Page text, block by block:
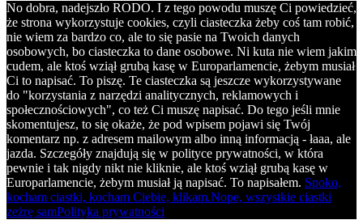
No dobra, nadejszło RODO. I z tego powodu muszę Ci powiedzieć,
że strona wykorzystuje cookies, czyli ciasteczka żeby coś tam robić,
nie wiem za bardzo co, ale to się pasie na Twoich danych
osobowych, bo ciasteczka to dane osobowe. Ni kuta nie wiem jakim
cudem, ale ktoś wziął grubą kasę w Europarlamencie, żebym musiał
Ci to napisać. To piszę. Te ciasteczka są jeszcze wykorzystywane
do "korzystania z narzędzi analitycznych, reklamowych i
społecznościowych", co też Ci muszę napisać. Do tego jeśli mnie
skomentujesz, to się okaże, że pod wpisem pojawi się Twój
komentarz np. z adresem mailowym albo inną informacją - łaaa, ale
jazda. Szczegóły znajdują się w polityce prywatności, w która
pewnie i tak nigdy nikt nie kliknie, ale ktoś wziął grubą kasę w
Europarlamencie, żebym musiał ją napisać. To napisałem. Spoko,
kocham ciastki, kocham Ciebie, klikam.Nope, wszystkie ciastki
zeżrę samPolityka prywatności